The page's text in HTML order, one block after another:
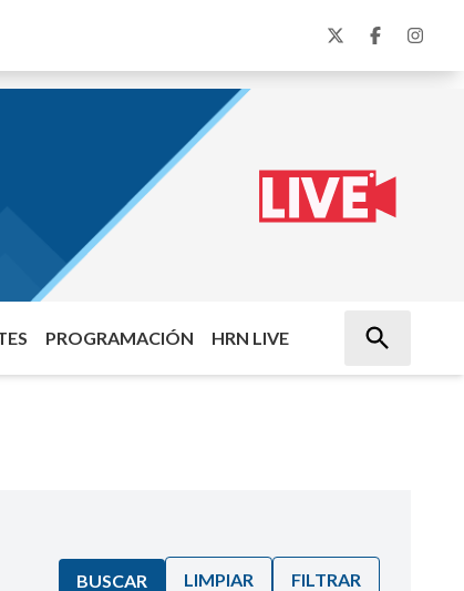
PROGRAMACIÓN HRN LIVE
BUSCAR LIMPIAR FILTRAR